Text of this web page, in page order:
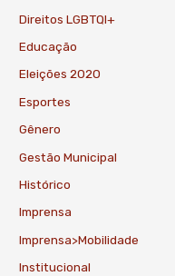
Direitos LGBTQI+
Educação
Eleições 2020
Esportes
Gênero
Gestão Municipal
Histórico
Imprensa
Imprensa>Mobilidade
Institucional